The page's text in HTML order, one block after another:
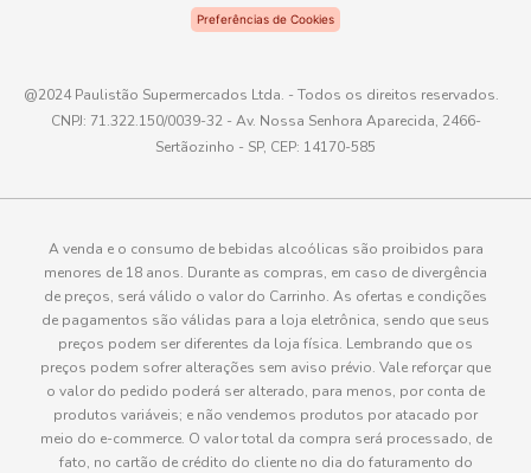
E-mail
Preferências de Cookies
@2024 Paulistão Supermercados Ltda. - Todos os direitos reservados.
CNPJ: 71.322.150/0039-32 - Av. Nossa Senhora Aparecida, 2466-
Sertãozinho - SP, CEP: 14170-585
A venda e o consumo de bebidas alcoólicas são proibidos para
menores de 18 anos. Durante as compras, em caso de divergência
de preços, será válido o valor do Carrinho. As ofertas e condições
de pagamentos são válidas para a loja eletrônica, sendo que seus
preços podem ser diferentes da loja física. Lembrando que os
preços podem sofrer alterações sem aviso prévio. Vale reforçar que
o valor do pedido poderá ser alterado, para menos, por conta de
produtos variáveis; e não vendemos produtos por atacado por
meio do e-commerce. O valor total da compra será processado, de
fato, no cartão de crédito do cliente no dia do faturamento do